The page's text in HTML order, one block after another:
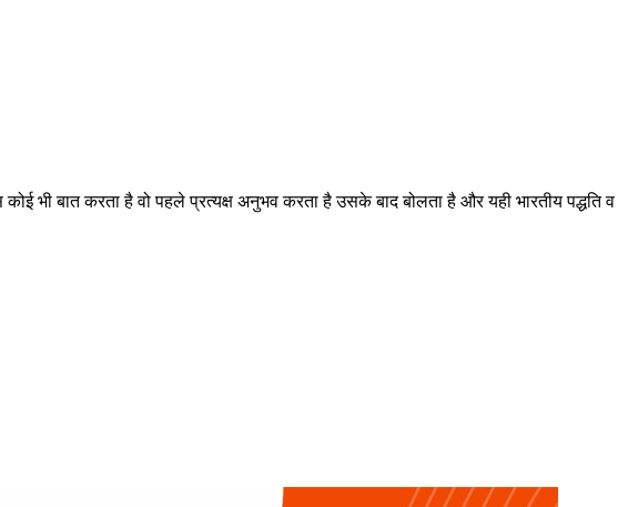
भी बात करता है वो पहले प्रत्यक्ष अनुभव करता है उसके बाद बोलता है और यही भारतीय पद्धति व